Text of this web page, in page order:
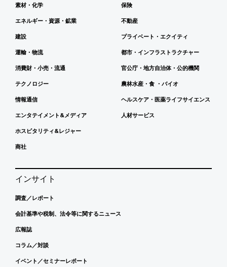
素材・化学
エネルギー・資源・鉱業
建設
運輸・物流
消費財・小売・流通
テクノロジー
情報通信
エンタテイメント&メディア
ホスピタリティ&レジャー
商社
保険
不動産
プライベート・エクイティ
都市・インフラストラクチャー
官公庁・地方自治体・公的機関
農林水産・食 ・バイオ
ヘルスケア・医薬ライフサイエンス
人材サービス
インサイト
調査／レポート
会計基準や税制、法令等に関するニュース
広報誌
コラム／対談
イベント／セミナーレポート